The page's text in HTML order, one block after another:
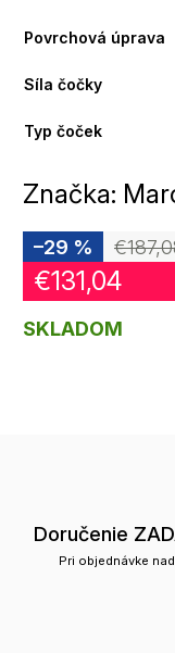
Povrchová úprava
Síla čočky
Typ čoček
Značka:
–29 %
€131,04
SKLADOM
Doručenie
Pri objednávke